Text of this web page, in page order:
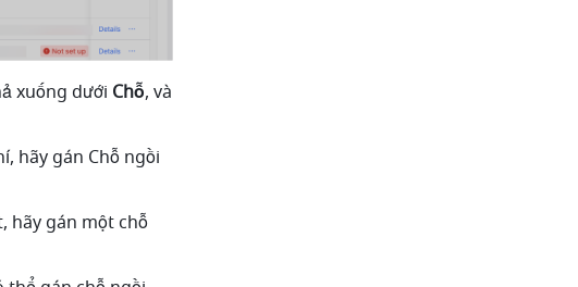
xuống dưới Chỗ, và
hãy gán Chỗ ngồi
hãy gán một chỗ